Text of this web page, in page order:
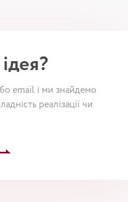
email і ми знайдемо
реалізації чи